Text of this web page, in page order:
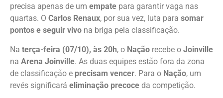
precisa apenas de um empate para garantir vaga nas
quartas. O Carlos Renaux, por sua vez, luta para somar
pontos e seguir vivo na briga pela classificação.
Na terça-feira (07/10), às 20h, o Nação recebe o Joinville
na Arena Joinville. As duas equipes estão fora da zona
de classificação e precisam vencer. Para o Nação, um
revés significará eliminação precoce da competição.